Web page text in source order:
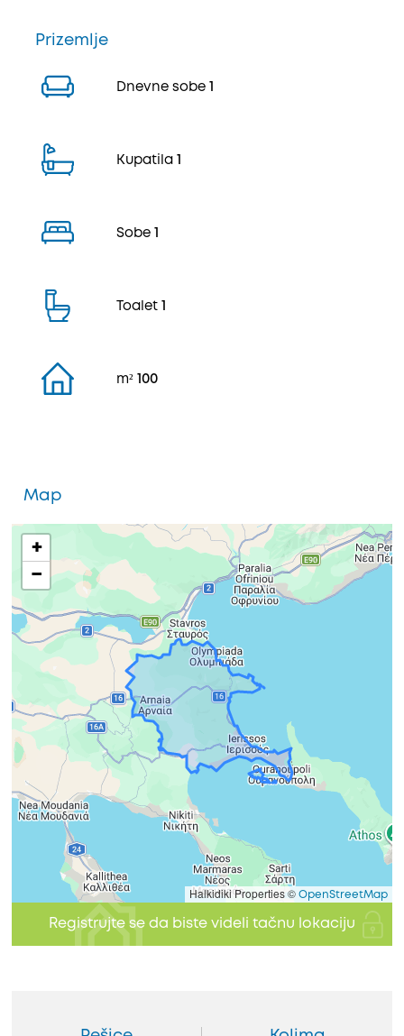
Prizemlje
Dnevne sobe
Kupatila
Sobe
Toalet
m² 100
Map
+
−
Halkidiki Properties © OpenStreetMap
Registrujte se da biste videli tačnu lokaciju